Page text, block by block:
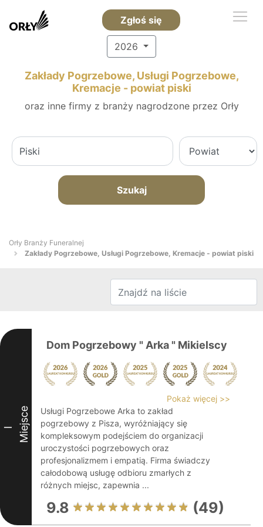
Zgłoś się
2026
Zakłady Pogrzebowe, Usługi Pogrzebowe,
Kremacje - powiat piski
oraz inne firmy z branży nagrodzone przez Orły
Szukaj
Orły Branży Funeralnej
Zakłady Pogrzebowe, Usługi Pogrzebowe, Kremacje - powiat piski
I Miejsce
Dom Pogrzebowy " Arka " Mikielscy
Pokaż więcej >>
Usługi Pogrzebowe Arka to zakład
pogrzebowy z Pisza, wyróżniający się
kompleksowym podejściem do organizacji
uroczystości pogrzebowych oraz
profesjonalizmem i empatią. Firma świadczy
całodobową usługę odbioru zmarłych z
różnych miejsc, zapewnia ...
9.8 (49)